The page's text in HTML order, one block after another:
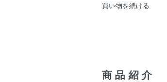
買い物を続ける
商品紹介